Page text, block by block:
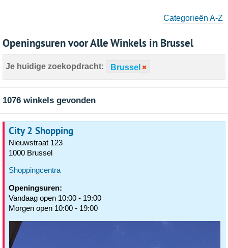
Categorieën A-Z
Openingsuren voor Alle Winkels in Brussel
Je huidige zoekopdracht: Brussel
1076 winkels gevonden
City 2 Shopping
Nieuwstraat 123
1000 Brussel
Shoppingcentra
Openingsuren:
Vandaag open 10:00 - 19:00
Morgen open 10:00 - 19:00